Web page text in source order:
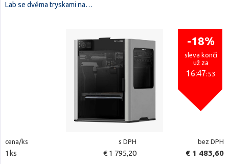
Lab se dvěma tryskami na…
-18%
sleva končí
už za
16:47:52
cena/ks s DPH bez DPH
1ks € 1 795,20 € 1 483,60